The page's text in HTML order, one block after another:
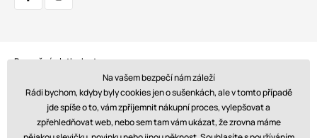
Bezpečná platba kartou:
Doprava:
Na vašem bezpečí nám záleží
Rádi bychom, kdyby byly cookies jen o sušenkách, ale v tomto případě
jde spíše o to, vám zpříjemnit nákupní proces, vylepšovat a
zpřehledňovat web, nebo sem tam vám ukázat, že zrovna máme